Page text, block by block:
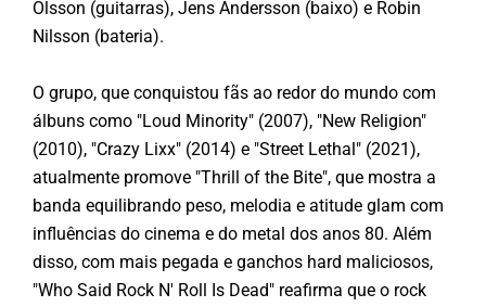
Olsson (guitarras), Jens Andersson (baixo) e Robin
Nilsson (bateria).
O grupo, que conquistou fãs ao redor do mundo com
álbuns como "Loud Minority" (2007), "New Religion"
(2010), "Crazy Lixx" (2014) e "Street Lethal" (2021),
atualmente promove "Thrill of the Bite", que mostra a
banda equilibrando peso, melodia e atitude glam com
influências do cinema e do metal dos anos 80. Além
disso, com mais pegada e ganchos hard maliciosos,
"Who Said Rock N' Roll Is Dead" reafirma que o rock